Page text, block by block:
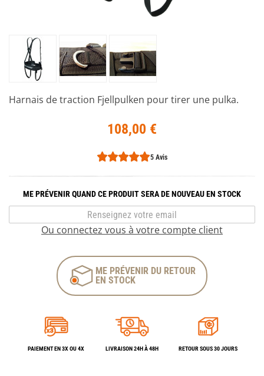
Harnais de traction Fjellpulken pour tirer une pulka.
108,00 €
5 Avis
ME PRÉVENIR QUAND CE PRODUIT SERA DE NOUVEAU EN STOCK
Ou connectez vous à votre compte client
ME PRÉVENIR DU RETOUR
EN STOCK
PAIEMENT EN 3X OU 4X LIVRAISON 24H À 48H RETOUR SOUS 30 JOURS